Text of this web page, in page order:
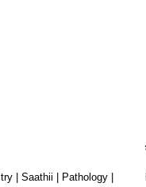
Saathii Pathology